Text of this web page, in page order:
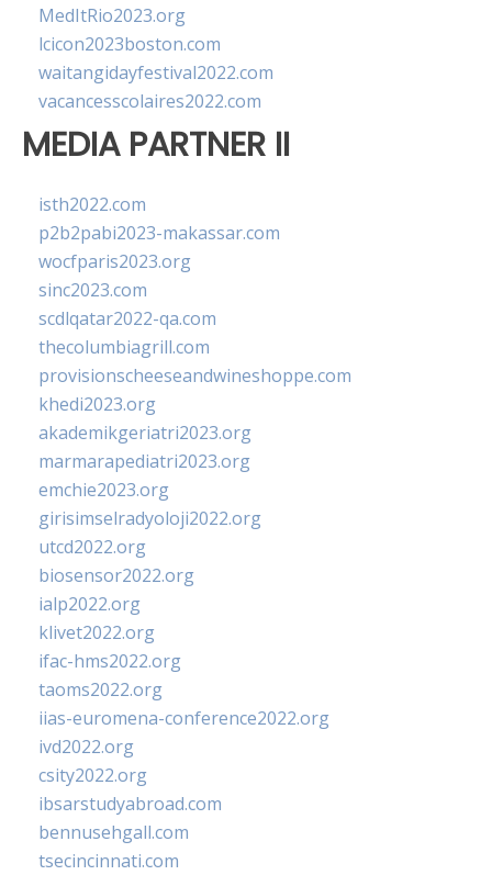
MedItRio2023.org
lcicon2023boston.com
waitangidayfestival2022.com
vacancesscolaires2022.com
MEDIA PARTNER II
isth2022.com
p2b2pabi2023-makassar.com
wocfparis2023.org
sinc2023.com
scdlqatar2022-qa.com
thecolumbiagrill.com
provisionscheeseandwineshoppe.com
khedi2023.org
akademikgeriatri2023.org
marmarapediatri2023.org
emchie2023.org
girisimselradyoloji2022.org
utcd2022.org
biosensor2022.org
ialp2022.org
klivet2022.org
ifac-hms2022.org
taoms2022.org
iias-euromena-conference2022.org
ivd2022.org
csity2022.org
ibsarstudyabroad.com
bennusehgall.com
tsecincinnati.com